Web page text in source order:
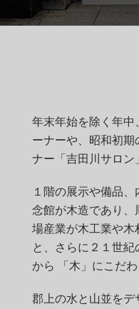
年末年始を除く年中
ーナーや、昭和初
ナー「吉田川サロン
１階の展示や備品
念館が木造であり、
場産業が木工業や木
と、さらに２１世
から 「木」にこだわ
郡上の水と山並をデ